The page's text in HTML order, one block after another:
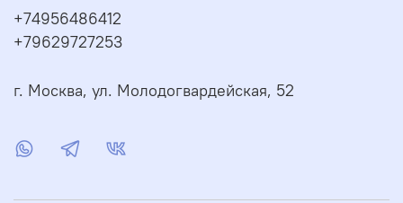
+74956486412
+79629727253
г. Москва, ул. Молодогвардейская, 52